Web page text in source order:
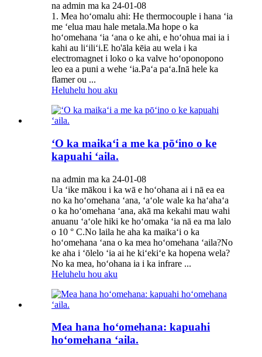
na admin ma ka 24-01-08
1. Mea hoʻomalu ahi: He thermocouple i hana ʻia
me ʻelua mau hale metala.Ma hope o ka
hoʻomehana ʻia ʻana o ke ahi, e hoʻohua mai ia i
kahi au liʻiliʻi.E ho'āla kēia au wela i ka
electromagnet i loko o ka valve hoʻoponopono
leo ea a puni a wehe ʻia.Paʻa paʻa.Inā hele ka
flamer ou ...
Heluhelu hou aku
ʻO ka maikaʻi a me ka pōʻino o ke
kapuahi ʻaila.
na admin ma ka 24-01-08
Ua ʻike mākou i ka wā e hoʻohana ai i nā ea ea
no ka hoʻomehana ʻana, ʻaʻole wale ka haʻahaʻa
o ka hoʻomehana ʻana, akā ma kekahi mau wahi
anuanu ʻaʻole hiki ke hoʻomaka ʻia nā ea ma lalo
o 10 ° C.No laila he aha ka maikaʻi o ka
hoʻomehana ʻana o ka mea hoʻomehana ʻaila?No
ke aha i ʻōlelo ʻia ai he kiʻekiʻe ka hopena wela?
No ka mea, hoʻohana ia i ka infrare ...
Heluhelu hou aku
Mea hana hoʻomehana: kapuahi
hoʻomehana ʻaila.